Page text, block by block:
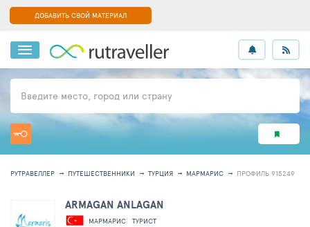
ДОБАВИТЬ СВОЙ МАТЕРИАЛ
Введите место, город или страну
РУТРАВЕЛЛЕР ПУТЕШЕСТВЕННИКИ ТУРЦИЯ МАРМАРИС ПРОФИЛЬ 915249
ARMAGAN ANLAGAN
МАРМАРИС
ТУРИСТ